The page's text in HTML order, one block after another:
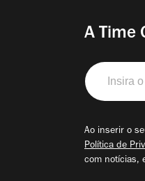
A Time
Insira
o
seu
Ao inserir o
Política de
com notícias,